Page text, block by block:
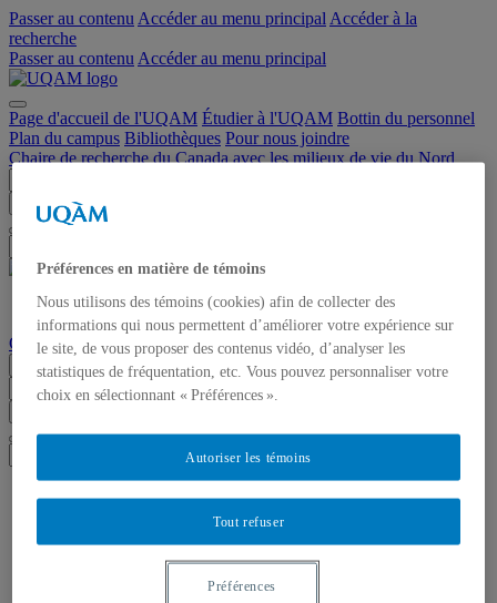
Passer au contenu Accéder au menu principal Accéder à la
recherche
Passer au contenu Accéder au menu principal
Page d'accueil de l'UQAM Étudier à l'UQAM Bottin du personnel
Plan du campus Bibliothèques Pour nous joindre
Chaire de recherche du Canada avec les milieux de vie du Nord
Chercher dans ce site
fr
Chaire de recherche du Canada avec les milieux de vie du Nord
Menu
Accueil
Préférences en matière de témoins
Nous utilisons des témoins (cookies) afin de collecter des
informations qui nous permettent d’améliorer votre expérience sur
le site, de vous proposer des contenus vidéo, d’analyser les
statistiques de fréquentation, etc. Vous pouvez personnaliser votre
choix en sélectionnant « Préférences ».
Tout refuser
Autoriser les témoins
Préférences